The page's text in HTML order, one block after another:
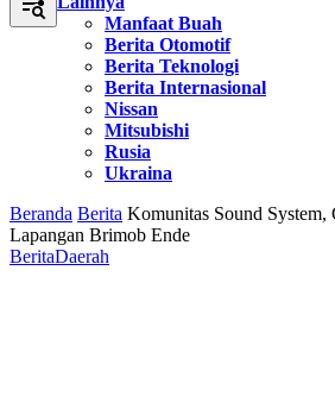
Manfaat Buah
Berita Otomotif
Berita Teknologi
Berita Internasional
Nissan
Mitsubishi
Rusia
Ukraina
Beranda Berita Komunitas Sound System,
Lapangan Brimob Ende
BeritaDaerah